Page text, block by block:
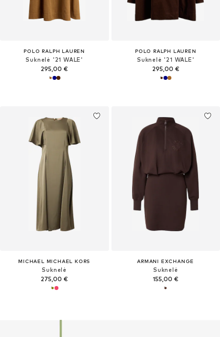
POLO RALPH LAUREN
Suknelė '21 WALE'
295,00 €
POLO RALPH LAUREN
Suknelė '21 WALE'
295,00 €
MICHAEL MICHAEL KORS
Suknelė
275,00 €
ARMANI EXCHANGE
Suknelė
155,00 €